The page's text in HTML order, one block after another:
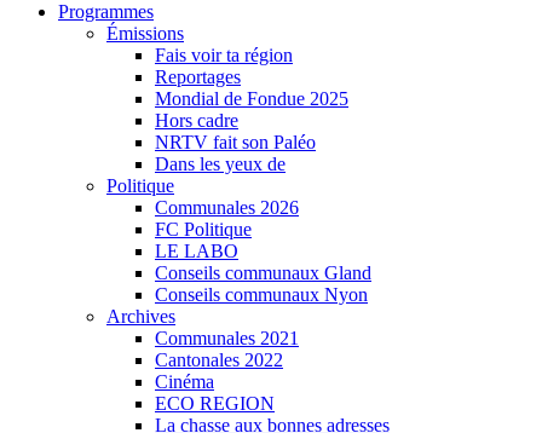
Programmes
Émissions
Fais voir ta région
Reportages
Mondial de Fondue 2025
Hors cadre
NRTV fait son Paléo
Dans les yeux de
Politique
Communales 2026
FC Politique
LE LABO
Conseils communaux Gland
Conseils communaux Nyon
Archives
Communales 2021
Cantonales 2022
Cinéma
ECO REGION
La chasse aux bonnes adresses